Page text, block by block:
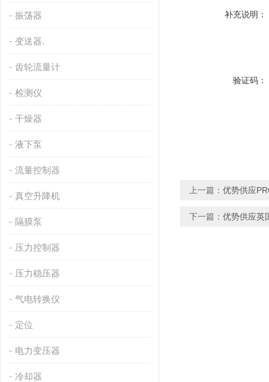
振荡器
变送器.
齿轮流量计
检测仪
干燥器
液下泵
流量控制器
真空升降机
隔膜泵
压力控制器
压力稳压器
气电转换仪
定位
电力变压器
冷却器
补充说明：
验证码：
上一篇： 优势供应
下一篇： 优势供应英